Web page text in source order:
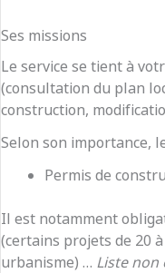
Ses missions
Le service se tient à
(consultation du plan
construction,
Selon son importance,
Permis de
Il est notamment
(certains projets de 20
urbanisme) … Liste non